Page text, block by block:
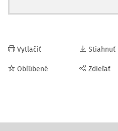
Vytlačiť
Obľúbené
Stiahnuť
Zdieľať